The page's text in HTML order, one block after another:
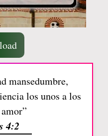
mansedumbre,
los unos a los
4:2